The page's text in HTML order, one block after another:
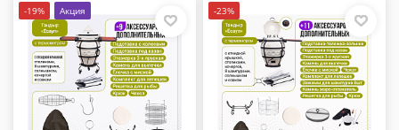
-19% Акция -23%